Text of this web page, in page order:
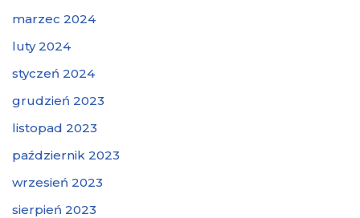
marzec 2024
luty 2024
styczeń 2024
grudzień 2023
listopad 2023
październik 2023
wrzesień 2023
sierpień 2023